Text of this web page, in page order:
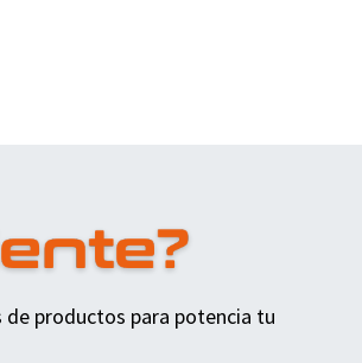
de productos para potencia tu